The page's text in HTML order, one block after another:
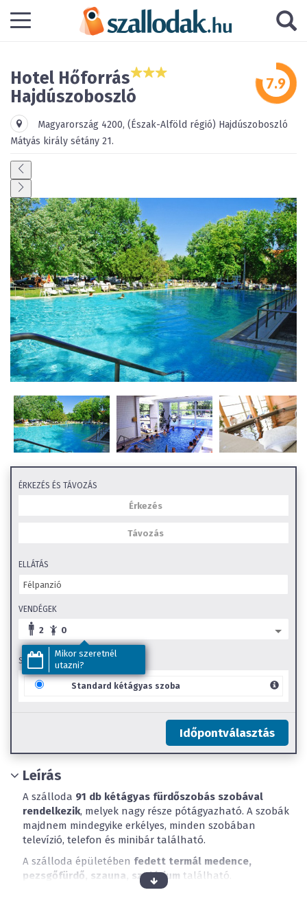
Hotel Hőforrás
Hajdúszoboszló
Magyarország 4200, (Észak-Alföld régió) Hajdúszoboszló
Mátyás király sétány 21.
ÉRKEZÉS ÉS TÁVOZÁS
Mikor szeretnél
utazni?
ELLÁTÁS
VENDÉGEK
2 0
SZOBA TÍPUS
Standard kétágyas szoba
Időpontválasztás
Leírás
A szálloda 91 db kétágyas fürdőszobás szobával
rendelkezik, melyek nagy része pótágyazható. A szobák
majdnem mindegyike erkélyes, minden szobában
televízió, telefon és minibár található.
A szálloda épületében fedett termál medence,
pezsgőfürdő, szauna, szolárium található.